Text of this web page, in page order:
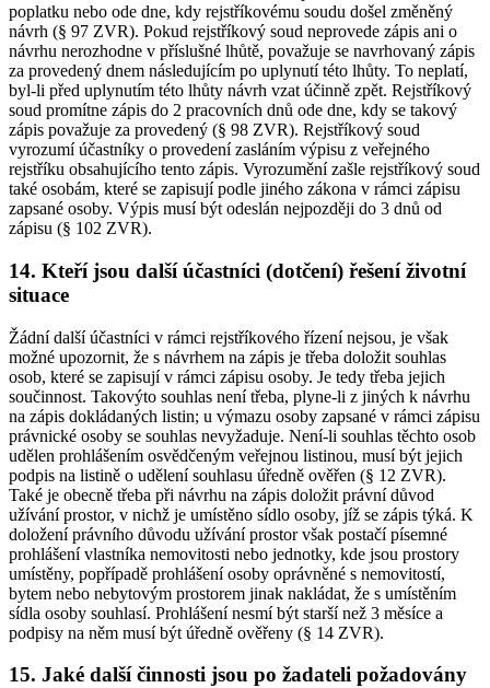
poplatku nebo ode dne, kdy rejstříkovému soudu došel změněný
návrh (§ 97 ZVR). Pokud rejstříkový soud neprovede zápis ani o
návrhu nerozhodne v příslušné lhůtě, považuje se navrhovaný zápis
za provedený dnem následujícím po uplynutí této lhůty. To neplatí,
byl-li před uplynutím této lhůty návrh vzat účinně zpět. Rejstříkový
soud promítne zápis do 2 pracovních dnů ode dne, kdy se takový
zápis považuje za provedený (§ 98 ZVR). Rejstříkový soud
vyrozumí účastníky o provedení zasláním výpisu z veřejného
rejstříku obsahujícího tento zápis. Vyrozumění zašle rejstříkový soud
také osobám, které se zapisují podle jiného zákona v rámci zápisu
zapsané osoby. Výpis musí být odeslán nejpozději do 3 dnů od
zápisu (§ 102 ZVR).
14. Kteří jsou další účastníci (dotčení) řešení životní
situace
Žádní další účastníci v rámci rejstříkového řízení nejsou, je však
možné upozornit, že s návrhem na zápis je třeba doložit souhlas
osob, které se zapisují v rámci zápisu osoby. Je tedy třeba jejich
součinnost. Takovýto souhlas není třeba, plyne-li z jiných k návrhu
na zápis dokládaných listin; u výmazu osoby zapsané v rámci zápisu
právnické osoby se souhlas nevyžaduje. Není-li souhlas těchto osob
udělen prohlášením osvědčeným veřejnou listinou, musí být jejich
podpis na listině o udělení souhlasu úředně ověřen (§ 12 ZVR).
Také je obecně třeba při návrhu na zápis doložit právní důvod
užívání prostor, v nichž je umístěno sídlo osoby, jíž se zápis týká. K
doložení právního důvodu užívání prostor však postačí písemné
prohlášení vlastníka nemovitosti nebo jednotky, kde jsou prostory
umístěny, popřípadě prohlášení osoby oprávněné s nemovitostí,
bytem nebo nebytovým prostorem jinak nakládat, že s umístěním
sídla osoby souhlasí. Prohlášení nesmí být starší než 3 měsíce a
podpisy na něm musí být úředně ověřeny (§ 14 ZVR).
15. Jaké další činnosti jsou po žadateli požadovány